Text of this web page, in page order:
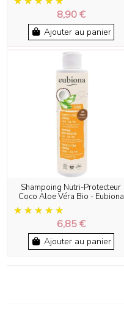
8,90 €
Ajouter au panier
Shampoing Nutri-Protecteur
Coco Aloe Véra Bio - Eubiona
6,85 €
Ajouter au panier